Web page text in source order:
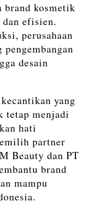
brand kosmetik
efisien.
perusahaan
desain
yang
tetap menjadi
hati
partner
Beauty dan PT
brand
mampu